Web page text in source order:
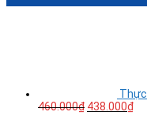
460.000₫ 438.000₫